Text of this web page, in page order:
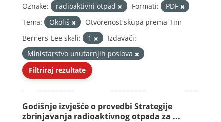
Oznake: radioaktivni otpad Formati:
PDF
Tema:
Okoliš
Otvorenost skupa prema Tim
Berners-Lee skali:
1
Izdavači:
Ministarstvo unutarnjih poslova
Filtriraj rezultate
Godišnje izvješće o provedbi Strategije
zbrinjavanja radioaktivnog otpada za ...